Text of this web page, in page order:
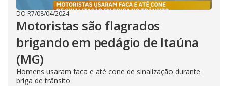
DO R7/08/04/2024
Motoristas são flagrados
brigando em pedágio de Itaúna
(MG)
Homens usaram faca e até cone de sinalização durante
briga de trânsito